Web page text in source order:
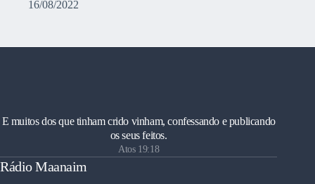
16/08/2022
E muitos dos que tinham crido vinham, confessando e publicando
os seus feitos.
Atos 19:18
Rádio Maanaim